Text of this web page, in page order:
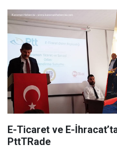
E-Ticaret ve E-
PttTRade